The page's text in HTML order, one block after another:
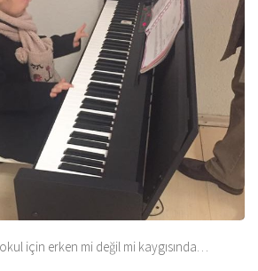
için erken mi değil mi kaygısında…